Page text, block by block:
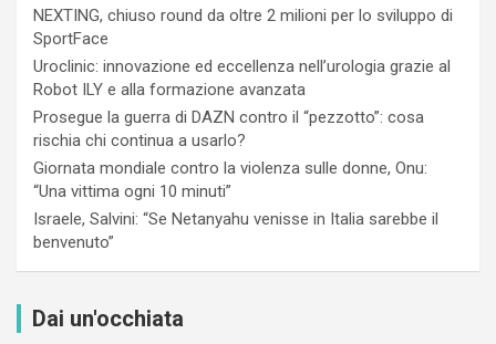
NEXTING, chiuso round da oltre 2 milioni per lo sviluppo di
SportFace
Uroclinic: innovazione ed eccellenza nell’urologia grazie al
Robot ILY e alla formazione avanzata
Prosegue la guerra di DAZN contro il “pezzotto”: cosa
rischia chi continua a usarlo?
Giornata mondiale contro la violenza sulle donne, Onu:
“Una vittima ogni 10 minuti”
Israele, Salvini: “Se Netanyahu venisse in Italia sarebbe il
benvenuto”
Dai un'occhiata